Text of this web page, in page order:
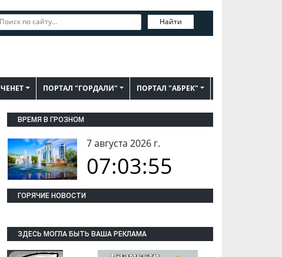
Найти
ЧЕНЕТ ПОРТАЛ "ГОРДАЛИ" ПОРТАЛ "АБРЕК"
ВРЕМЯ В ГРОЗНОМ
7 августа 2026 г.
07:03:56
ГОРЯЧИЕ НОВОСТИ
ЗДЕСЬ МОГЛА БЫТЬ ВАША РЕКЛАМА